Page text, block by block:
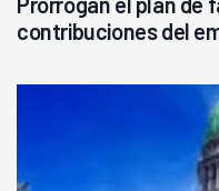
contribuciones del